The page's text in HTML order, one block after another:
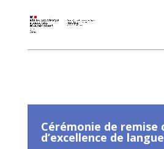
Cérémonie de remise
d’excellence de